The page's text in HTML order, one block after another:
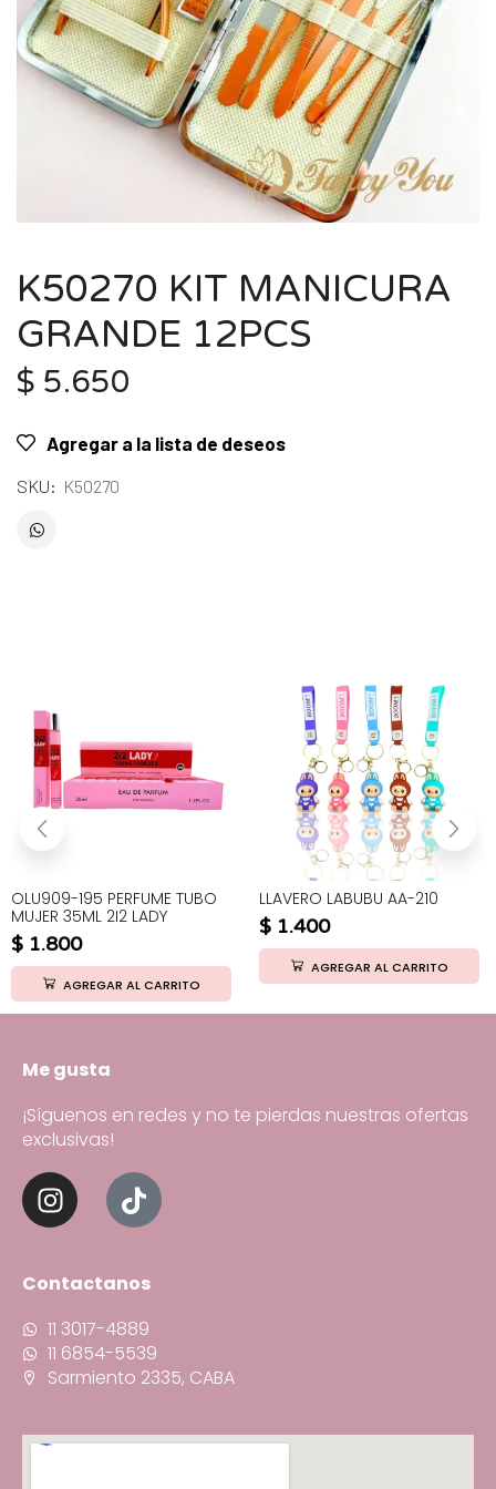
K50270 KIT MANICURA
GRANDE 12PCS
$ 5.650
Agregar a la lista de deseos
SKU: K50270
OLU909-195 PERFUME TUBO
MUJER 35ML 2I2 LADY
$ 1.800
AGREGAR AL CARRITO
LLAVERO LABUBU AA-210
$ 1.400
AGREGAR AL CARRITO
Me gusta
¡Síguenos en redes y no te pierdas nuestras ofertas
exclusivas!
Contactanos
11 3017-4889
11 6854-5539
Sarmiento 2335, CABA